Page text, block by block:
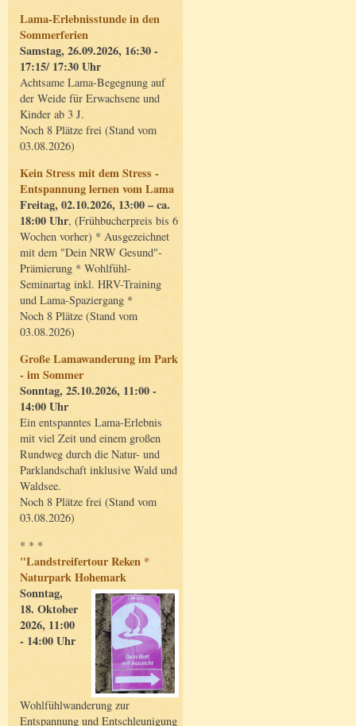
Lama-Erlebnisstunde in den
Sommerferien
Samstag, 26.09.2026, 16:30 -
17:15/ 17:30 Uhr
Achtsame Lama-Begegnung auf
der Weide für Erwachsene und
Kinder ab 3 J.
Noch 8 Plätze frei (Stand vom
03.08.2026)
Kein Stress mit dem Stress -
Entspannung lernen vom Lama
Freitag, 02.10.2026, 13:00 – ca.
18:00 Uhr, (Frühbucherpreis bis 6
Wochen vorher) * Ausgezeichnet
mit dem "Dein NRW Gesund"-
Prämierung * Wohlfühl-
Seminartag inkl. HRV-Training
und Lama-Spaziergang *
Noch 8 Plätze (Stand vom
03.08.2026)
Große Lamawanderung im Park
- im Sommer
Sonntag, 25.10.2026, 11:00 -
14:00 Uhr
Ein entspanntes Lama-Erlebnis
mit viel Zeit und einem großen
Rundweg durch die Natur- und
Parklandschaft inklusive Wald und
Waldsee.
Noch 8 Plätze frei (Stand vom
03.08.2026)
* * *
"Landstreifertour Reken *
Naturpark Hohemark
Sonntag,
18. Oktober
2026, 11:00
- 14:00 Uhr
Wohlfühlwanderung zur
Entspannung und Entschleunigung